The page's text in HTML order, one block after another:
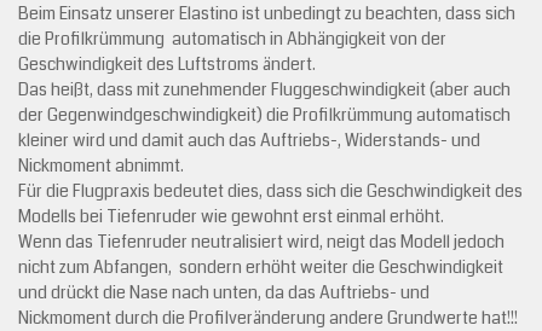
Beim Einsatz unserer Elastino ist unbedingt zu beachten, dass sich
die Profilkrümmung automatisch in Abhängigkeit von der
Geschwindigkeit des Luftstroms ändert.
Das heißt, dass mit zunehmender Fluggeschwindigkeit (aber auch
der Gegenwindgeschwindigkeit) die Profilkrümmung automatisch
kleiner wird und damit auch das Auftriebs-, Widerstands- und
Nickmoment abnimmt.
Für die Flugpraxis bedeutet dies, dass sich die Geschwindigkeit des
Modells bei Tiefenruder wie gewohnt erst einmal erhöht.
Wenn das Tiefenruder neutralisiert wird, neigt das Modell jedoch
nicht zum Abfangen, sondern erhöht weiter die Geschwindigkeit
und drückt die Nase nach unten, da das Auftriebs- und
Nickmoment durch die Profilveränderung andere Grundwerte hat!!!